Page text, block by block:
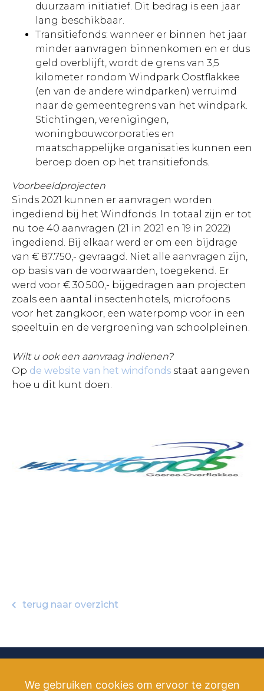
duurzaam initiatief. Dit bedrag is een jaar
lang beschikbaar.
Transitiefonds: wanneer er binnen het jaar
minder aanvragen binnenkomen en er dus
geld overblijft, wordt de grens van 3,5
kilometer rondom Windpark Oostflakkee
(en van de andere windparken) verruimd
naar de gemeentegrens van het windpark.
Stichtingen, verenigingen,
woningbouwcorporaties en
maatschappelijke organisaties kunnen een
beroep doen op het transitiefonds.
Voorbeeldprojecten
Sinds 2021 kunnen er aanvragen worden
ingediend bij het Windfonds. In totaal zijn er tot
nu toe 40 aanvragen (21 in 2021 en 19 in 2022)
ingediend. Bij elkaar werd er om een bijdrage
van € 87.750,- gevraagd. Niet alle aanvragen zijn,
op basis van de voorwaarden, toegekend. Er
werd voor € 30.500,- bijgedragen aan projecten
zoals een aantal insectenhotels, microfoons
voor het zangkoor, een waterpomp voor in een
speeltuin en de vergroening van schoolpleinen.
Wilt u ook een aanvraag indienen?
Op de website van het windfonds staat aangeven
hoe u dit kunt doen.
terug naar overzicht
We gebruiken cookies om ervoor te zorgen